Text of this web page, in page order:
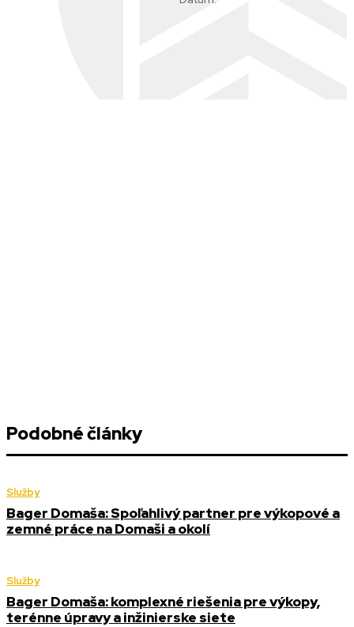
Podobné články
Služby
Bager Domaša: Spoľahlivý partner pre výkopové a
zemné práce na Domaši a okolí
Služby
Bager Domaša: komplexné riešenia pre výkopy,
terénne úpravy a inžinierske siete